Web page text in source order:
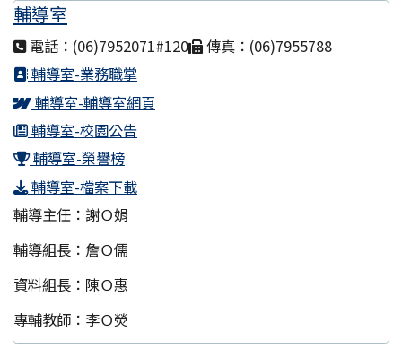
輔導室
電話：(06)7952071#120
傳真：(06)7955788
輔導室-業務職掌
輔導室-輔導室網頁
輔導室-校園公告
輔導室-榮譽榜
輔導室-檔案下載
輔導主任：謝Ｏ娟
輔導組長：詹Ｏ儒
資料組長：陳Ｏ惠
專輔教師：李Ｏ熒